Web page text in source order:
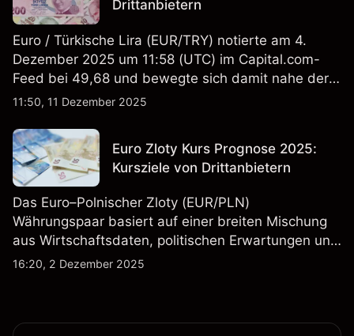
Drittanbietern
Euro / Türkische Lira (EUR/TRY) notierte am 4.
Dezember 2025 um 11:58 (UTC) im Capital.com-
Feed bei 49,68 und bewegte sich damit nahe der
Obergrenze seiner Intraday-Spanne zwischen
Vergangenheit ist kein verlässlicher Indikator für
zukünftige Ergebnisse.
11:50, 11 Dezember 2025
Euro Zloty Kurs Prognose 2025:
Kursziele von Drittanbietern
Das Euro–Polnischer Zloty (EUR/PLN)
Währungspaar basiert auf einer breiten Mischung
aus Wirtschaftsdaten, politischen Erwartungen und
sich wandelnden Marktbedingungen, was es zu
16:20, 2 Dezember 2025